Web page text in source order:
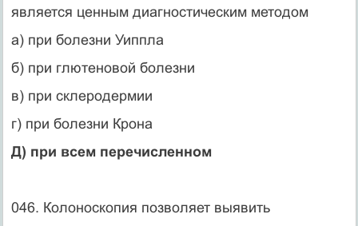
является ценным диагностическим методом
а) при болезни Уиппла
б) при глютеновой болезни
в) при склеродермии
г) при болезни Крона
Д) при всем перечисленном
046. Колоноскопия позволяет выявить